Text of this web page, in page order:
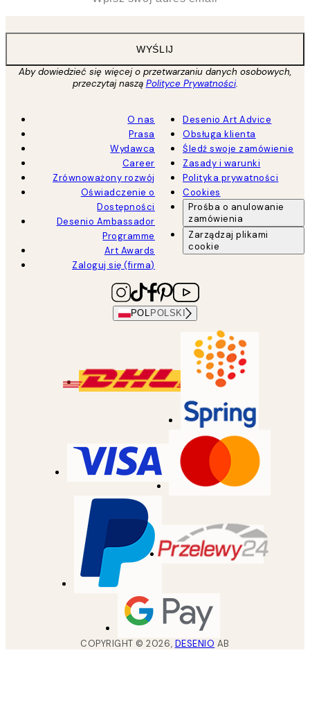
WYŚLIJ
Aby dowiedzieć się więcej o przetwarzaniu danych osobowych,
przeczytaj naszą Polityce Prywatności.
O nas
Prasa
Wydawca
Career
Zrównoważony rozwój
Oświadczenie o
Dostępności
Desenio Ambassador
Programme
Art Awards
Zaloguj się (firma)
Desenio Art Advice
Obsługa klienta
Śledź swoje zamówienie
Zasady i warunki
Polityka prywatności
Cookies
Prośba o anulowanie
zamówienia
Zarządzaj plikami
cookie
POL POLSKI
COPYRIGHT ©2026, DESENIO AB